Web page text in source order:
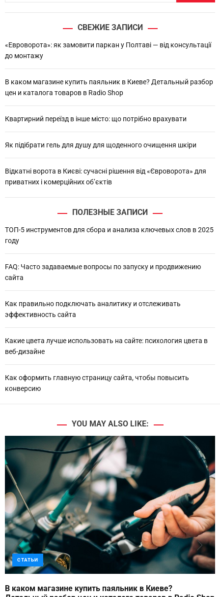
:
СВЕЖИЕ ЗАПИСИ
«Евроворота»: як замовити паркан у Полтаві — від консультації
до монтажу
В каком магазине купить паяльник в Киеве? Детальный разбор
цен и каталога товаров в Radio Shop
Квартирний переїзд в інше місто: що потрібно врахувати
Як підібрати гель для душу для щоденного очищення шкіри
Відкатні ворота в Києві: сучасні рішення від «Євроворота» для
приватних і комерційних об’єктів
ПОЛЕЗНЫЕ ЗАПИСИ
ТОП-5 инструментов для сбора и анализа ключевых слов в 2025
году
FAQ: Часто задаваемые вопросы по запуску и продвижению
сайта
Как правильно подключать аналитику и отслеживать
эффективность сайта
Какие цвета лучше использовать на сайте: психология цвета в
веб-дизайне
Как оформить главную страницу сайта, чтобы повысить
конверсию
YOU MAY ALSO LIKE:
СТАТЬИ
В каком магазине купить паяльник в Киеве?